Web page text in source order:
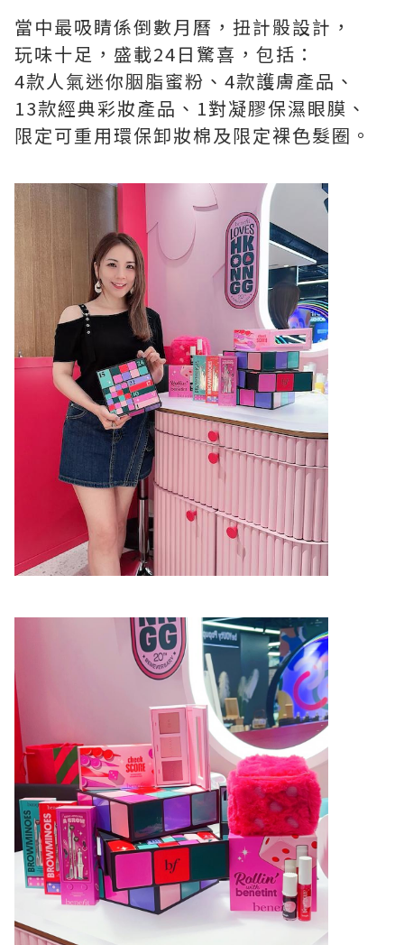
當中最吸睛係倒數月曆，扭計骰設計，
玩味十足，盛載24日驚喜，包括：
4款人氣迷你胭脂蜜粉、4款護膚產品、
13款經典彩妝產品、1對凝膠保濕眼膜、
限定可重用環保卸妝棉及限定裸色髮圈。